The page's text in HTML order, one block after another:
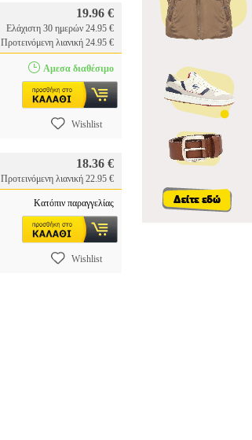
19.96 €
Ελάχιστη 30 ημερών 24.95 €
Προτεινόμενη λιανική 24.95 €
Αμεσα διαθέσιμο
Wishlist
18.36 €
Προτεινόμενη λιανική 22.95 €
Κατόπιν παραγγελίας
Wishlist